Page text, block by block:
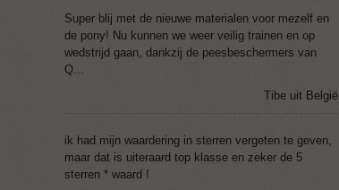
Super blij met de nieuwe materialen voor mezelf en
de pony! Nu kunnen we weer veilig trainen en op
wedstrijd gaan, dankzij de peesbeschermers van
Q...
Tibe uit België
ik had mijn waardering in sterren vergeten te geven,
maar dat is uiteraard top klasse en zeker de 5
sterren * waard !